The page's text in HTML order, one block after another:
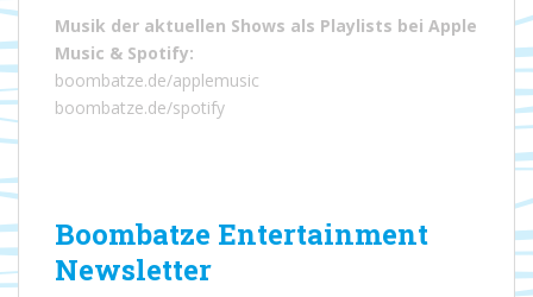
Musik der aktuellen Shows als Playlists bei Apple
Music & Spotify:
boombatze.de/applemusic
boombatze.de/spotify
Boombatze Entertainment
Newsletter